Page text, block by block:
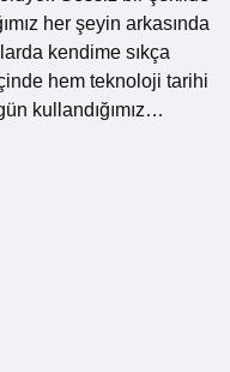
her şeyin arkasında
kendime sıkça
hem teknoloji tarihi
kullandığımız…